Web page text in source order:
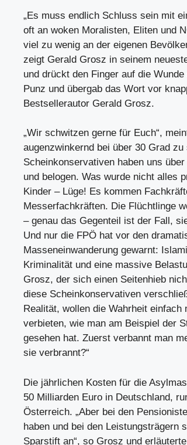
„Es muss endlich Schluss sein mit
oft an woken Moralisten, Eliten und
viel zu wenig an der eigenen
zeigt Gerald Grosz in seinem
und drückt den Finger auf die
Punz und übergab das Wort vor
Bestsellerautor Gerald Grosz.
„Wir schwitzen gerne für Euch“,
augenzwinkernd bei über 30 Grad zu
Scheinkonservativen haben uns
und belogen. Was wurde nicht alles
Kinder – Lüge! Es kommen
Messerfachkräften. Die Flüchtlinge
– genau das Gegenteil ist der Fall,
Und nur die FPÖ hat vor den
Masseneinwanderung gewarnt:
Kriminalität und eine massive
Grosz, der sich einen Seitenhieb
diese Scheinkonservativen
Realität, wollen die Wahrheit
verbieten, wie man am Beispiel der
gesehen hat. Zuerst verbannt man
sie verbrannt?“
Die jährlichen Kosten für die
50 Milliarden Euro in Deutschland,
Österreich. „Aber bei den
haben und bei den Leistungsträgern
Sparstift an“, so Grosz und